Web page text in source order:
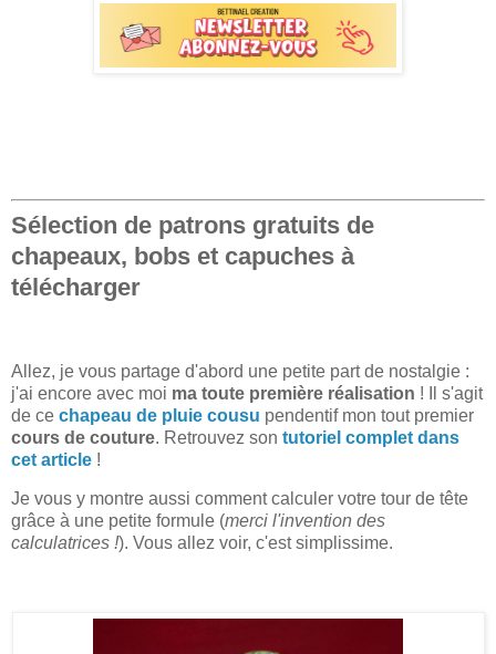
Sélection de patrons gratuits de
chapeaux, bobs et capuches à
télécharger
Allez, je vous partage d'abord une petite part de nostalgie :
j'ai encore avec moi ma toute première réalisation ! Il s'agit
de ce chapeau de pluie cousu pendentif mon tout premier
cours de couture. Retrouvez son tutoriel complet dans
cet article !
Je vous y montre aussi comment calculer votre tour de tête
grâce à une petite formule (merci l'invention des
calculatrices !). Vous allez voir, c'est simplissime.